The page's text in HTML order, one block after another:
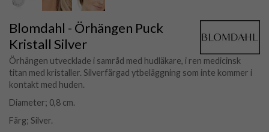
Blomdahl - Örhängen Puck
Kristall Silver
Örhängen utvecklade i samråd med hudläkare, i ren medicinsk
titan med kristaller. Silverfärgad ytbeläggning som inte kommer i
kontakt med huden.
Diameter; 0,8 cm.
Färg; Silver.